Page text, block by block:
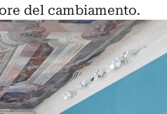
del cambiamento.